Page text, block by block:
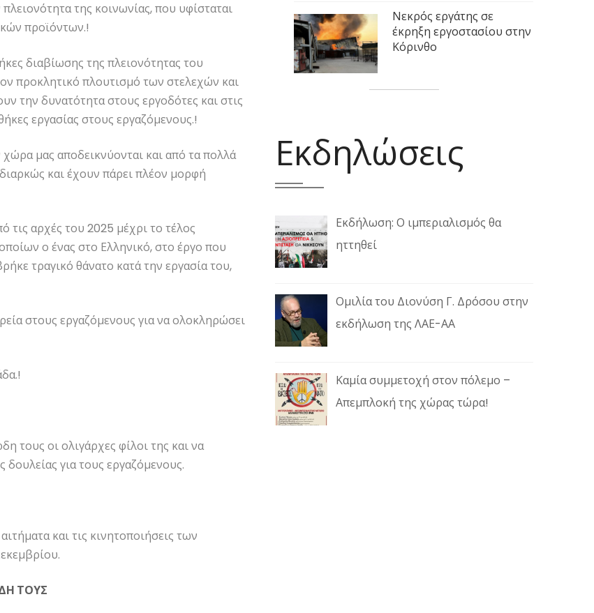
της κοινωνίας, που υφίσταται
προϊόντων.!
διαβίωσης της πλειονότητας του
προκλητικό πλουτισμό των στελεχών και
την δυνατότητα στους εργοδότες και στις
εργασίας στους εργαζόμενους.!
χώρα μας αποδεικνύονται και από τα πολλά
και έχουν πάρει πλέον μορφή
τις αρχές του 2025 μέχρι το τέλος
ο ένας στο Ελληνικό, στο έργο που
τραγικό θάνατο κατά την εργασία του,
στους εργαζόμενους για να ολοκληρώσει
τους οι ολιγάρχες φίλοι της και να
για τους εργαζόμενους.
και τις κινητοποιήσεις των
ΤΟΥΣ
Νεκρός εργάτης σε
έκρηξη εργοστασίου στην
Κόρινθο
Εκδηλώσεις
Εκδήλωση: Ο ιμπεριαλισμός θα
ηττηθεί
Ομιλία του Διονύση Γ. Δρόσου στην
εκδήλωση της ΛΑΕ-ΑΑ
Καμία συμμετοχή στον πόλεμο –
Απεμπλοκή της χώρας τώρα!